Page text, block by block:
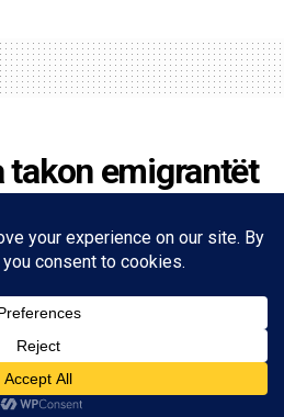
takon emigrantët
listat e hapura,
kryesore të PD-